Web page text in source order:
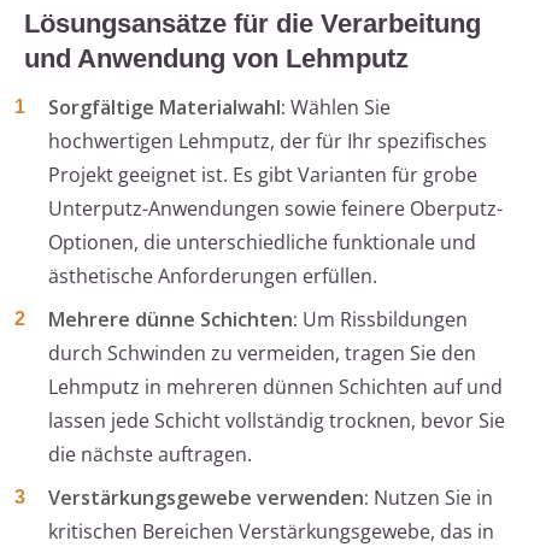
Lösungsansätze für die Verarbeitung
und Anwendung von Lehmputz
Sorgfältige Materialwahl: Wählen Sie
hochwertigen Lehmputz, der für Ihr spezifisches
Projekt geeignet ist. Es gibt Varianten für grobe
Unterputz-Anwendungen sowie feinere Oberputz-
Optionen, die unterschiedliche funktionale und
ästhetische Anforderungen erfüllen.
Mehrere dünne Schichten: Um Rissbildungen
durch Schwinden zu vermeiden, tragen Sie den
Lehmputz in mehreren dünnen Schichten auf und
lassen jede Schicht vollständig trocknen, bevor Sie
die nächste auftragen.
Verstärkungsgewebe verwenden: Nutzen Sie in
kritischen Bereichen Verstärkungsgewebe, das in